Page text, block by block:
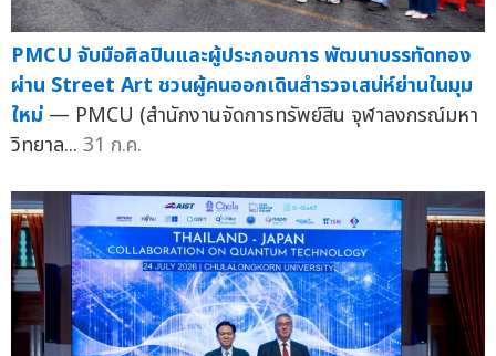
PMCU จับมือศิลปินและผู้ประกอบการ พัฒนาบรรทัดทอง
ผ่าน Street Art ชวนผู้คนออกเดินสำรวจเสน่ห์ย่านในมุม
ใหม่ — PMCU (สำนักงานจัดการทรัพย์สิน จุฬาลงกรณ์มหา
วิทยาล... 31 ก.ค.